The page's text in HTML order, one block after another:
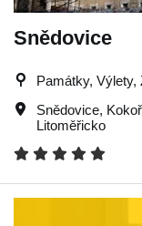
Snědovice
Památky,
Snědovice,
Litoměřicko